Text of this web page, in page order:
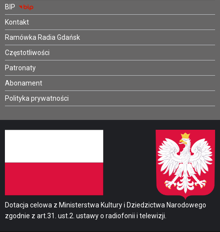
BIP
Kontakt
Ramówka Radia Gdańsk
Częstotliwości
Patronaty
Abonament
Polityka prywatności
Dotacja celowa z Ministerstwa Kultury i Dziedzictwa Narodowego
zgodnie z art.31. ust.2. ustawy o radiofonii i telewizji.